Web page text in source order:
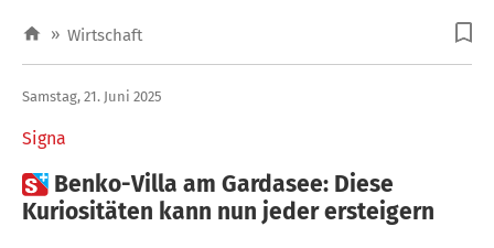
» Wirtschaft
Signa
Samstag, 21. Juni 2025
 Benko-Villa am Gardasee: Diese
Kuriositäten kann nun jeder ersteigern